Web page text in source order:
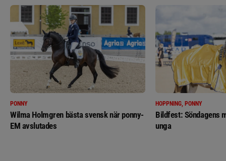
PONNY
Wilma Holmgren bästa svensk när ponny-
EM avslutades
HOPPNING, PONNY
Bildfest: Söndagens
unga